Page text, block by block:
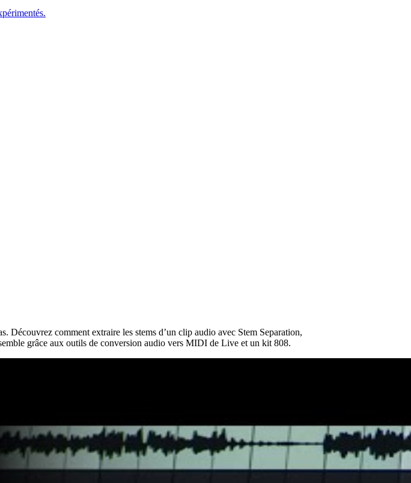
Découvrez comment extraire les stems d’un clip audio avec Stem Separation,
grâce aux outils de conversion audio vers MIDI de Live et un kit 808.